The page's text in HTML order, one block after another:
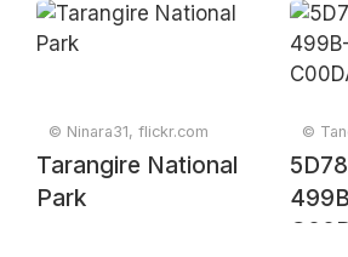
© Ninara31, flickr.com
Tarangire National
Park
©